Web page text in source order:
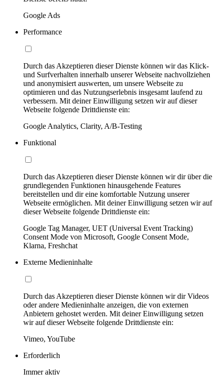
Google Ads
Performance
Durch das Akzeptieren dieser Dienste können wir das Klick-
und Surfverhalten innerhalb unserer Webseite nachvollziehen
und anonymisiert auswerten, um unsere Webseite zu
optimieren und das Nutzungserlebnis insgesamt laufend zu
verbessern. Mit deiner Einwilligung setzen wir auf dieser
Webseite folgende Drittdienste ein:
Google Analytics, Clarity, A/B-Testing
Funktional
Durch das Akzeptieren dieser Dienste können wir dir über die
grundlegenden Funktionen hinausgehende Features
bereitstellen und dir eine komfortable Nutzung unserer
Webseite ermöglichen. Mit deiner Einwilligung setzen wir auf
dieser Webseite folgende Drittdienste ein:
Google Tag Manager, UET (Universal Event Tracking)
Consent Mode von Microsoft, Google Consent Mode,
Klarna, Freshchat
Externe Medieninhalte
Durch das Akzeptieren dieser Dienste können wir dir Videos
oder andere Medieninhalte anzeigen, die von externen
Anbietern gehostet werden. Mit deiner Einwilligung setzen
wir auf dieser Webseite folgende Drittdienste ein:
Vimeo, YouTube
Erforderlich
Immer aktiv